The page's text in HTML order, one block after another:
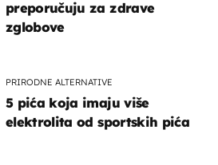
preporučuju za zdrave
zglobove
PRIRODNE ALTERNATIVE
5 pića koja imaju više
elektrolita od sportskih pića